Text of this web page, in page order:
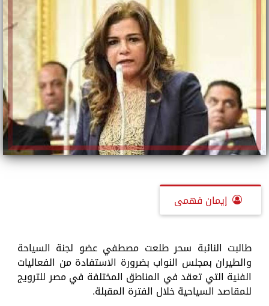
إيمان فهمى
طالبت النائبة سحر طلعت مصطفي عضو لجنة السياحة
والطيران بمجلس النواب بضرورة الاستفادة من الفعاليات
الفنية التي تعقد في المناطق المختلفة في مصر للترويج
للمقاصد السياحية خلال الفترة المقبلة.